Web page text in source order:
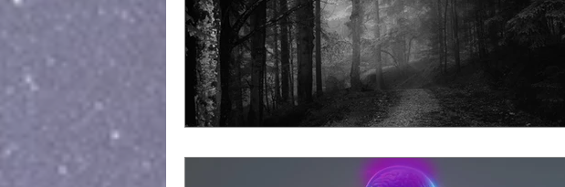
Workflow - Arbeitsfluss